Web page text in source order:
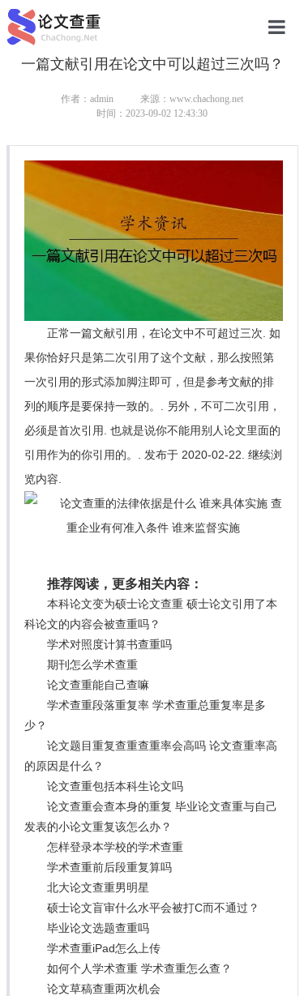
网站首页
研究生论
博士论文
一篇文献引用在论文中可以超过三次吗？
作者：admin
来源：www.chachong.net
时间：2023-09-02 12:43:30
正常一篇文献引用，在论文中不可超过三次. 如
果你恰好只是第二次引用了这个文献，那么按照第
一次引用的形式添加脚注即可，但是参考文献的排
列的顺序是要保持一致的。. 另外，不可二次引用，
必须是首次引用. 也就是说你不能用别人论文里面的
引用作为的你引用的。. 发布于 2020-02-22. 继续浏
览内容.
推荐阅读，更多相关内容：
本科论文变为硕士论文查重 硕士论文引用了本
科论文的内容会被查重吗？
学术对照度计算书查重吗
期刊怎么学术查重
论文查重能自己查嘛
学术查重段落重复率 学术查重总重复率是多
少？
论文题目重复查重查重率会高吗 论文查重率高
的原因是什么？
论文查重包括本科生论文吗
论文查重会查本身的重复 毕业论文查重与自己
发表的小论文重复该怎么办？
怎样登录本学校的学术查重
学术查重前后段重复算吗
北大论文查重男明星
硕士论文盲审什么水平会被打C而不通过？
毕业论文选题查重吗
学术查重iPad怎么上传
如何个人学术查重 学术查重怎么查？
论文草稿查重两次机会